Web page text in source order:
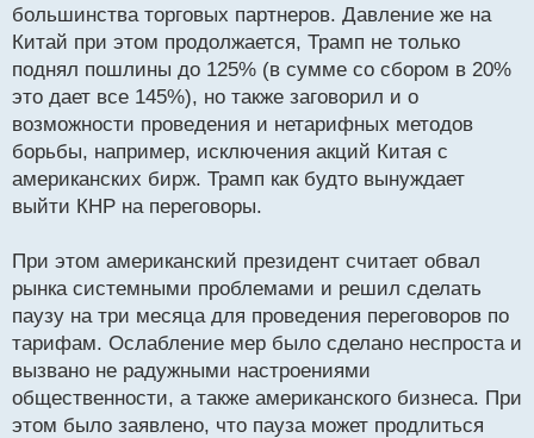
большинства торговых партнеров. Давление же на
Китай при этом продолжается, Трамп не только
поднял пошлины до 125% (в сумме со сбором в 20%
это дает все 145%), но также заговорил и о
возможности проведения и нетарифных методов
борьбы, например, исключения акций Китая с
американских бирж. Трамп как будто вынуждает
выйти КНР на переговоры.
При этом американский президент считает обвал
рынка системными проблемами и решил сделать
паузу на три месяца для проведения переговоров по
тарифам. Ослабление мер было сделано неспроста и
вызвано не радужными настроениями
общественности, а также американского бизнеса. При
этом было заявлено, что пауза может продлиться